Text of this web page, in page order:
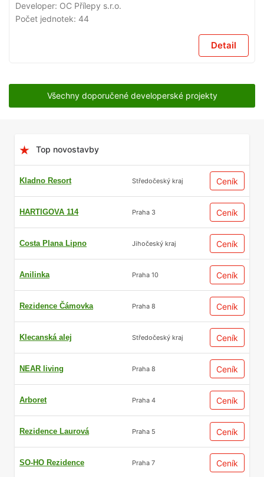
Developer: OC Přílepy s.r.o.
Počet jednotek: 44
Detail
Všechny doporučené developerské projekty
Top novostavby
Kladno Resort Středočeský kraj Ceník
HARTIGOVA 114 Praha 3 Ceník
Costa Plana Lipno Jihočeský kraj Ceník
Anilinka Praha 10 Ceník
Rezidence Čámovka Praha 8 Ceník
Klecanská alej Středočeský kraj Ceník
NEAR living Praha 8 Ceník
Arboret Praha 4 Ceník
Rezidence Laurová Praha 5 Ceník
SO-HO Rezidence Praha 7 Ceník